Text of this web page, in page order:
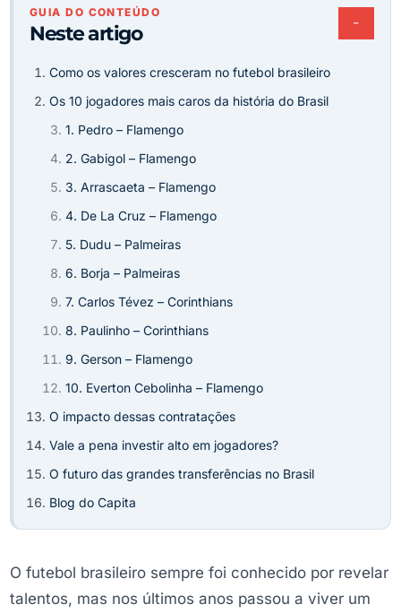
GUIA DO CONTEÚDO
Neste artigo −
Como os valores cresceram no futebol brasileiro
Os 10 jogadores mais caros da história do Brasil
1. Pedro – Flamengo
2. Gabigol – Flamengo
3. Arrascaeta – Flamengo
4. De La Cruz – Flamengo
5. Dudu – Palmeiras
6. Borja – Palmeiras
7. Carlos Tévez – Corinthians
8. Paulinho – Corinthians
9. Gerson – Flamengo
10. Everton Cebolinha – Flamengo
O impacto dessas contratações
Vale a pena investir alto em jogadores?
O futuro das grandes transferências no Brasil
Blog do Capita
O futebol brasileiro sempre foi conhecido por revelar
talentos, mas nos últimos anos passou a viver um